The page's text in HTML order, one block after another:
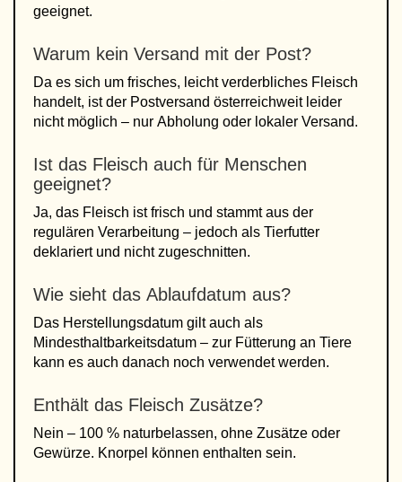
geeignet.
Warum kein Versand mit der Post?
Da es sich um frisches, leicht verderbliches Fleisch
handelt, ist der Postversand österreichweit leider
nicht möglich – nur Abholung oder lokaler Versand.
Ist das Fleisch auch für Menschen
geeignet?
Ja, das Fleisch ist frisch und stammt aus der
regulären Verarbeitung – jedoch als Tierfutter
deklariert und nicht zugeschnitten.
Wie sieht das Ablaufdatum aus?
Das Herstellungsdatum gilt auch als
Mindesthaltbarkeitsdatum – zur Fütterung an Tiere
kann es auch danach noch verwendet werden.
Enthält das Fleisch Zusätze?
Nein – 100 % naturbelassen, ohne Zusätze oder
Gewürze. Knorpel können enthalten sein.